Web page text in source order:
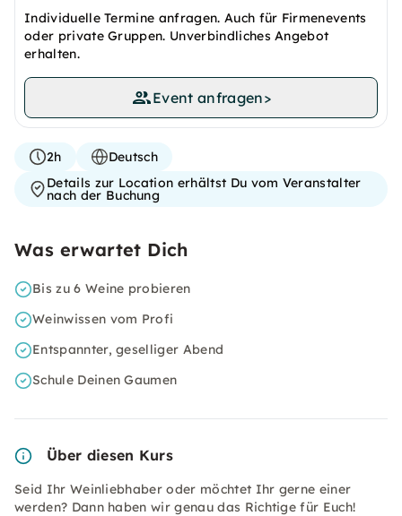
Individuelle Termine anfragen. Auch für Firmenevents
oder private Gruppen. Unverbindliches Angebot
erhalten.
Event anfragen>
2h
Deutsch
Details zur Location erhältst Du vom Veranstalter
nach der Buchung
Was erwartet Dich
Bis zu 6 Weine probieren
Weinwissen vom Profi
Entspannter, geselliger Abend
Schule Deinen Gaumen
Über diesen Kurs
Seid Ihr Weinliebhaber oder möchtet Ihr gerne einer
werden? Dann haben wir genau das Richtige für Euch!